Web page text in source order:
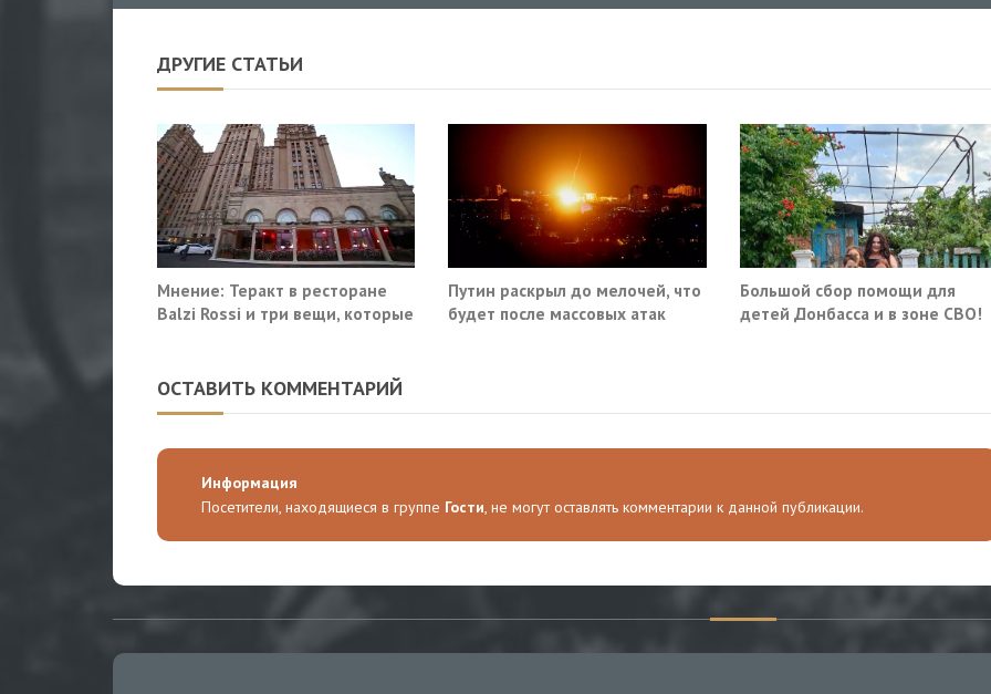
ДРУГИЕ СТАТЬИ
Мнение: Теракт в ресторане
Balzi Rossi и три вещи, которые
Путин раскрыл до мелочей, что
будет после массовых атак
Большой сбор помощи для
детей Донбасса и в зоне СВО!
ОСТАВИТЬ КОММЕНТАРИЙ
Информация
Посетители, находящиеся в группе Гости, не могут оставлять комментарии к данной публикации.